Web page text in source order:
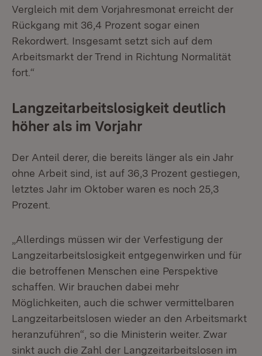
Vergleich mit dem Vorjahresmonat erreicht der
Rückgang mit 36,4 Prozent sogar einen
Rekordwert. Insgesamt setzt sich auf dem
Arbeitsmarkt der Trend in Richtung Normalität
fort.“
Langzeitarbeitslosigkeit deutlich
höher als im Vorjahr
Der Anteil derer, die bereits länger als ein Jahr
ohne Arbeit sind, ist auf 36,3 Prozent gestiegen,
letztes Jahr im Oktober waren es noch 25,3
Prozent.
„Allerdings müssen wir der Verfestigung der
Langzeitarbeitslosigkeit entgegenwirken und für
die betroffenen Menschen eine Perspektive
schaffen. Wir brauchen dabei mehr
Möglichkeiten, auch die schwer vermittelbaren
Langzeitarbeitslosen wieder an den Arbeitsmarkt
heranzuführen“, so die Ministerin weiter. Zwar
sinkt auch die Zahl der Langzeitarbeitslosen im